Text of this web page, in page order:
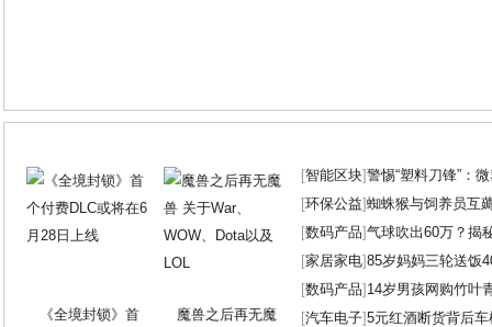
《全境封锁》首 魔兽之后再无魔
[智能区块]警惕“塑料刀锋”：
[环保公益]蜘蛛猴与饲养员互
[数码产品]气球吹出60万？揭
[家居家电]85岁妈妈三轮送饭
[数码产品] 14岁男孩网购竹叶
[汽车电子]5元红酒断货背后